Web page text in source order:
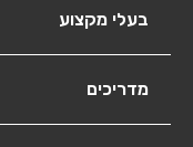
בעלי מקצוע
מדריכים